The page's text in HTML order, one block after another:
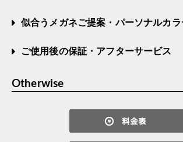
似合うメガネご提案・パーソナルカ
ご使用後の保証・アフターサービス
Otherwise